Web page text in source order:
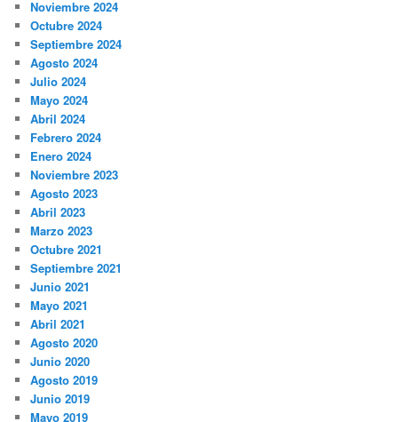
Noviembre 2024
Octubre 2024
Septiembre 2024
Agosto 2024
Julio 2024
Mayo 2024
Abril 2024
Febrero 2024
Enero 2024
Noviembre 2023
Agosto 2023
Abril 2023
Marzo 2023
Octubre 2021
Septiembre 2021
Junio 2021
Mayo 2021
Abril 2021
Agosto 2020
Junio 2020
Agosto 2019
Junio 2019
Mayo 2019